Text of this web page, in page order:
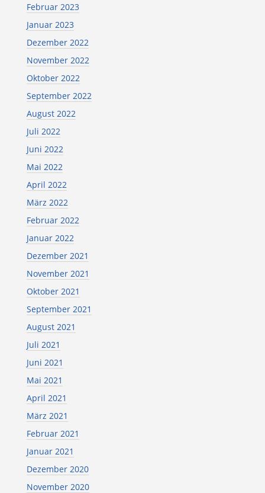
Februar 2023
Januar 2023
Dezember 2022
November 2022
Oktober 2022
September 2022
August 2022
Juli 2022
Juni 2022
Mai 2022
April 2022
März 2022
Februar 2022
Januar 2022
Dezember 2021
November 2021
Oktober 2021
September 2021
August 2021
Juli 2021
Juni 2021
Mai 2021
April 2021
März 2021
Februar 2021
Januar 2021
Dezember 2020
November 2020